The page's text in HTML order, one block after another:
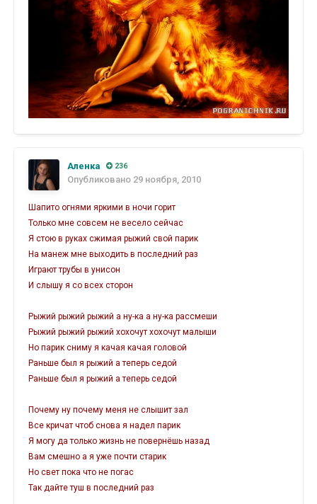
Аленка 236
Опубликовано 29 ноября, 2010
Шапито огнями яркими в ночи горит
Только мне совсем не весело сейчас
Я стою в руках сжимая рыжий свой парик
На манеж мне выходить в последний раз
Играют трубы в унисон
И слышу я со всех сторон
Рыжий рыжий рыжий а ну-ка а ну-ка рассмеши
Рыжий рыжий рыжий хохочут хохочут малыши
Но парик сниму я качая качая головой
Раньше был я рыжий а теперь седой
Раньше был я рыжий а теперь седой
Почему ну почему меня не слышит зал
Все кричат чтоб снова я надел парик
Я могу да только жизнь не повернёшь назад
Вам смешно а я уже почти старик
Но свет пока что не погас
Так дайте туш в последний раз